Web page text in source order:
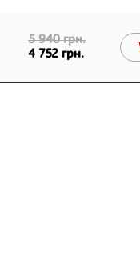
5 940 грн.
4 752 грн.